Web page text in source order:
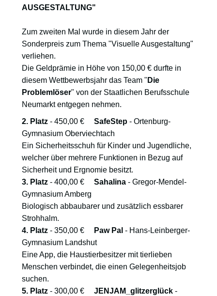
2. Platz - 450,00 €SafeStep - Ortenburg-
Gymnasium Oberviechtach
Ein Sicherheitsschuh für Kinder und Jugendliche,
welcher über mehrere Funktionen in Bezug auf
Sicherheit und Ergnomie besitzt.
3. Platz - 400,00 €Sahalina - Gregor-Mendel-
Gymnasium Amberg
Biologisch abbaubarer und zusätzlich essbarer
Strohhalm.
4. Platz - 350,00 € Paw Pal - Hans-Leinberger-
Gymnasium Landshut
Eine App, die Haustierbesitzer mit tierlieben
Menschen verbindet, die einen Gelegenheitsjob
suchen.
5. Platz - 300,00 €JENJAM_glitzerglück-
AUSGESTALTUNG"
Zum zweiten Mal wurde in diesem Jahr der
Sonderpreis zum Thema "Visuelle Ausgestaltung"
verliehen.
Die Geldprämie in Höhe von 150,00 € durfte in
diesem Wettbewerbsjahr das Team " Die
Problemlöser" von der Staatlichen Berufsschule
Neumarkt entgegen nehmen.